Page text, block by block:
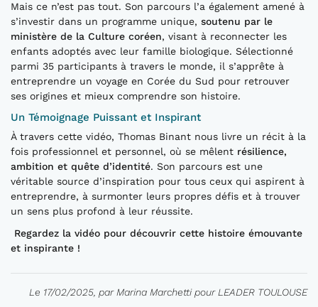
Mais ce n’est pas tout. Son parcours l’a également amené à
s’investir dans un programme unique, soutenu par le
ministère de la Culture coréen, visant à reconnecter les
enfants adoptés avec leur famille biologique. Sélectionné
parmi 35 participants à travers le monde, il s’apprête à
entreprendre un voyage en Corée du Sud pour retrouver
ses origines et mieux comprendre son histoire.
Un Témoignage Puissant et Inspirant
À travers cette vidéo, Thomas Binant nous livre un récit à la
fois professionnel et personnel, où se mêlent résilience,
ambition et quête d’identité. Son parcours est une
véritable source d’inspiration pour tous ceux qui aspirent à
entreprendre, à surmonter leurs propres défis et à trouver
un sens plus profond à leur réussite.
Regardez la vidéo pour découvrir cette histoire émouvante
et inspirante !
Le 17/02/2025, par Marina Marchetti pour LEADER TOULOUSE